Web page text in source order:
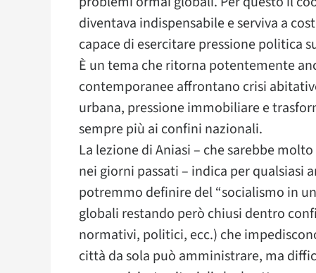
diventava indispensabile e serviva a
capace di esercitare pressione politica
È un tema che ritorna potentemente
contemporanee affrontano crisi
urbana, pressione immobiliare e
sempre più ai confini nazionali.
La lezione di Aniasi – che sarebbe
nei giorni passati – indica per qualsiasi
potremmo definire del “socialismo in
globali restando però chiusi dentro
normativi, politici, ecc.) che
città da sola può amministrare, ma